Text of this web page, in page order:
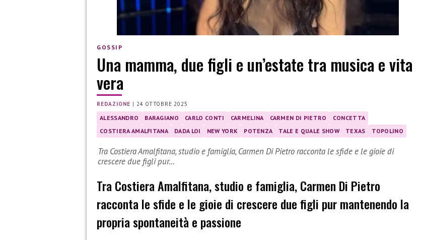
GOSSIP
Una mamma, due figli e un’estate tra musica e vita
vera
REDAZIONE | 24 OTTOBRE 2025
ALESSANDRO BARAGIANO CARLO CONTI CARMELINA CARMEN DI PIETRO
CONCETTA
COSTIERA AMALFITANA
DADA LOI NEW YORK POTENZA TALE E QUALE SHOW TEXAS TOPOLINO
Tra Costiera Amalfitana, studio e famiglia, Carmen Di Pietro racconta le sfide e le gioie di
crescere due figli pur…
Tra Costiera Amalfitana, studio e famiglia, Carmen Di Pietro
racconta le sfide e le gioie di crescere due figli pur mantenendo la
propria spontaneità e passione